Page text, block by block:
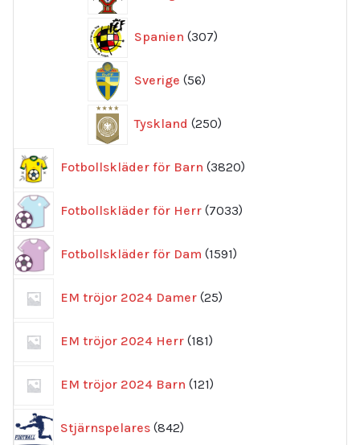
Spanien 307
produkter
Sverige 56
produkter
Tyskland 250
produkter
Fotbollskläder för Barn 3820
produkter
Fotbollskläder för Herr 7033
produkter
Fotbollskläder för Dam 1591
produkter
EM tröjor 2024 Damer 25
produkter
EM tröjor 2024 Herr 181
produkter
EM tröjor 2024 Barn 121
produkter
Stjärnspelares 842
produkter